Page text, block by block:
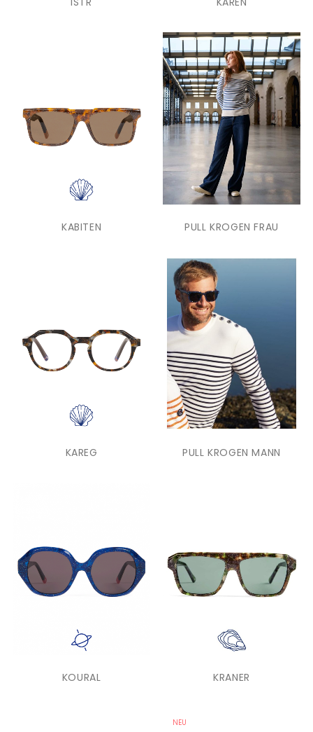
KABITEN PULL KROGEN FRAU
KAREG PULL KROGEN MANN
KOURAL KRANER
NEU